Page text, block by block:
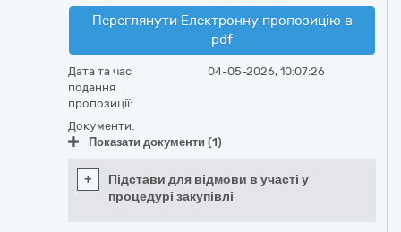
Переглянути Електронну пропозицію в
pdf
Дата та час
подання
пропозиції:
04-05-2026, 10:07:26
Документи:
Показати документи (1)
+
Підстави для відмови в участі у
процедурі закупівлі